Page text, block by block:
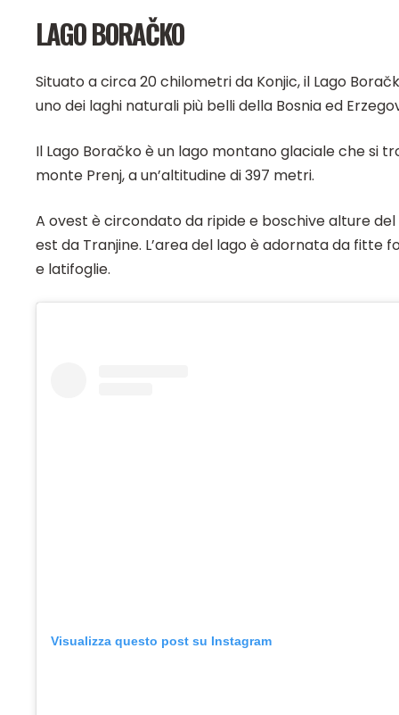
LAGO BORAČKO
Situato a circa 20 chilometri da Konjic, il Lago
uno dei laghi naturali più belli della Bosnia ed
Il Lago Boračko è un lago montano glaciale che si
monte Prenj, a un’altitudine di 397 metri.
A ovest è circondato da ripide e boschive alture
est da Tranjine. L’area del lago è adornata da fitte
e latifoglie.
Visualizza questo post su Instagram